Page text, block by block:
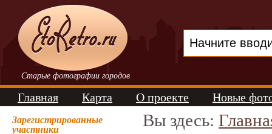
Старые фотографии городов
Главная Карта О проекте Новые
Зарегистрированные
участники
Вы здесь: